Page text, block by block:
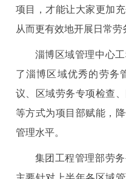
项目，才能让大家更加
从而更有效地开展日常劳
淄博区域管理中心
了淄博区域优秀的劳务
议、区域劳务专项检查
等方式为项目部赋能，
管理水平。
集团工程管理部劳